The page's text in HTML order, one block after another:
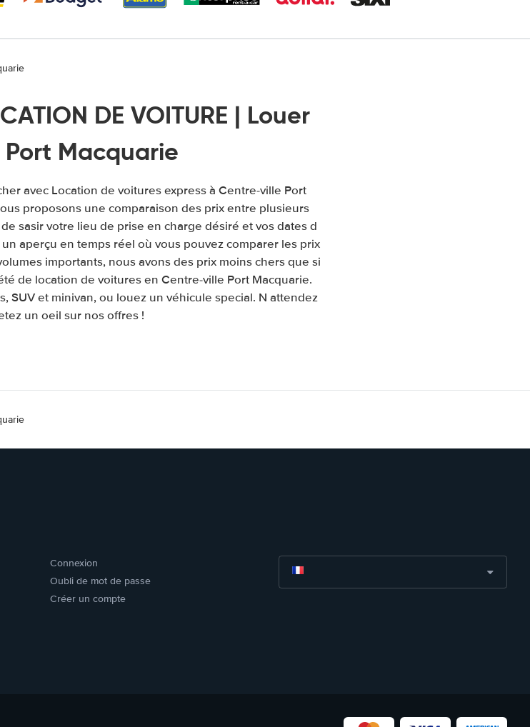
DE VOITURE | Louer
Macquarie
avec Location de voitures express à Centre-ville Port
proposons une comparaison des prix entre plusieurs
sasir votre lieu de prise en charge désiré et vos dates d
aperçu en temps réel où vous pouvez comparer les prix
importants, nous avons des prix moins chers que si
de location de voitures en Centre-ville Port Macquarie.
SUV et minivan, ou louez un véhicule special. N attendez
un oeil sur nos offres !
Connexion
Oubli de mot de passe
Créer un compte